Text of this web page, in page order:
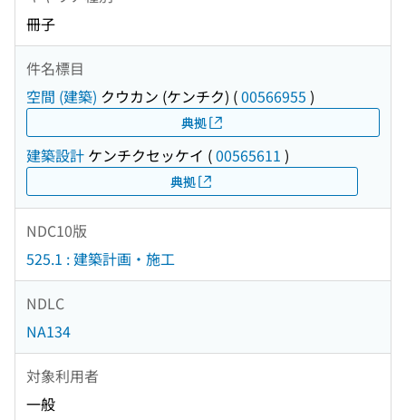
冊子
件名標目
空間 (建築) クウカン (ケンチク) (00566955 )
典拠
建築設計 ケンチクセッケイ (00565611 )
典拠
NDC10版
525.1 : 建築計画・施工
NDLC
NA134
対象利用者
一般